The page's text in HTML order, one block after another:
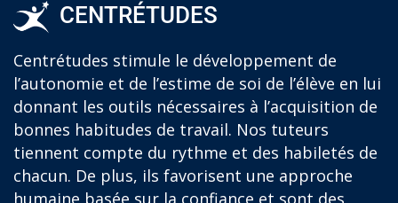
CENTRÉTUDES
Centrétudes stimule le développement de
l’autonomie et de l’estime de soi de l’élève en lui
donnant les outils nécessaires à l’acquisition de
bonnes habitudes de travail. Nos tuteurs
tiennent compte du rythme et des habiletés de
chacun. De plus, ils favorisent une approche
humaine basée sur la confiance et sont des